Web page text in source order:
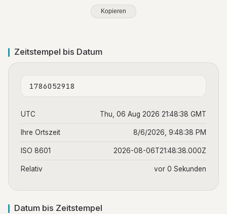
Kopieren
Zeitstempel bis Datum
UTC Thu, 06 Aug 2026 21:48:38 GMT
Ihre Ortszeit 8/6/2026, 9:48:38 PM
ISO 8601 2026-08-06T21:48:38.000Z
Relativ vor 0 Sekunden
Datum bis Zeitstempel